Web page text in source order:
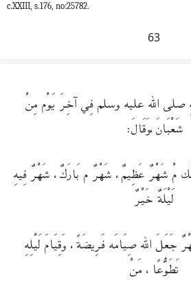
c.XXIII, s.176, no:25782.
63
صلى الله عليه وسلم فِي آخِرَ يَوْم مِنْ
شَعْبَانَ،وَقَالَ:
مْ شَهْرٌ عَظِيمٌ، شَهْرٌ م بَارَكٌ، شَهْرٌ فِيهِ
لَيْلَةٌ خَيْرٌ
الله صِيَامَه فَرِيضَةً، وَقِيَامَ لَيْلِهِ
تَطَوُّعًا، مَنْ